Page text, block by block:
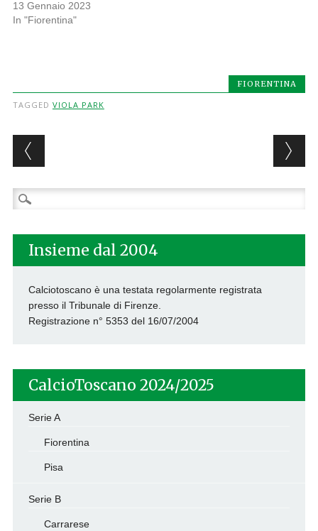
13 Gennaio 2023
In "Fiorentina"
FIORENTINA
TAGGED VIOLA PARK
Post navigation
Ricerca
per:
Insieme dal 2004
Calciotoscano è una testata regolarmente registrata
presso il Tribunale di Firenze.
Registrazione n° 5353 del 16/07/2004
CalcioToscano 2024/2025
Serie A
Fiorentina
Pisa
Serie B
Carrarese